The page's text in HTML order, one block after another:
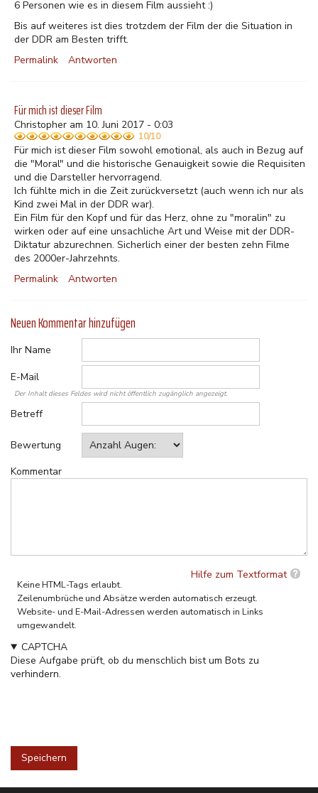
6 Personen wie es in diesem Film aussieht :)
Bis auf weiteres ist dies trotzdem der Film der die Situation in
der DDR am Besten trifft.
Permalink
Antworten
Für mich ist dieser Film
Christopher am 10. Juni 2017 - 0:03
10/10
Für mich ist dieser Film sowohl emotional, als auch in Bezug auf
die "Moral" und die historische Genauigkeit sowie die Requisiten
und die Darsteller hervorragend.
Ich fühlte mich in die Zeit zurückversetzt (auch wenn ich nur als
Kind zwei Mal in der DDR war).
Ein Film für den Kopf und für das Herz, ohne zu "moralin" zu
wirken oder auf eine unsachliche Art und Weise mit der DDR-
Diktatur abzurechnen. Sicherlich einer der besten zehn Filme
des 2000er-Jahrzehnts.
Permalink
Antworten
Neuen Kommentar hinzufügen
Ihr Name
E-Mail
Der Inhalt dieses Feldes wird nicht öffentlich zugänglich angezeigt.
Betreff
Bewertung
Kommentar
Hilfe zum Textformat
Keine HTML-Tags erlaubt.
Zeilenumbrüche und Absätze werden automatisch erzeugt.
Website- und E-Mail-Adressen werden automatisch in Links
umgewandelt.
CAPTCHA
Diese Aufgabe prüft, ob du menschlich bist um Bots zu
verhindern.